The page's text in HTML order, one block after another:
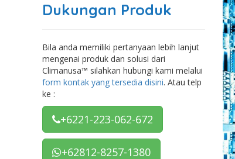
Dukungan Produk
Bila anda memiliki pertanyaan lebih lanjut
mengenai produk dan solusi dari
Climanusa™ silahkan hubungi kami melalui
form kontak yang tersedia disini. Atau telp
ke :
+6221-223-062-672
+62812-8257-1380